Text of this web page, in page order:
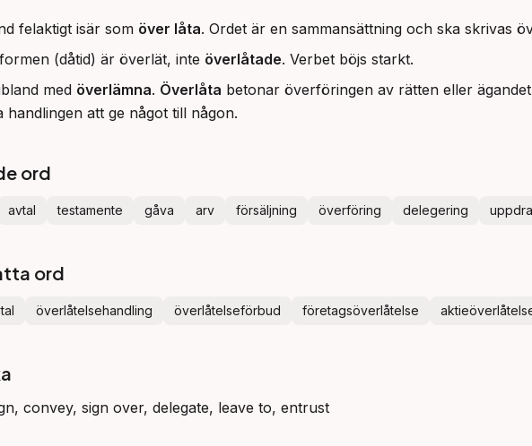
felaktigt isär som över låta. Ordet är en sammansättning och ska skrivas
(dåtid) är överlät, inte överlåtade. Verbet böjs starkt.
med överlämna. Överlåta betonar överföringen av rätten eller
handlingen att ge något till någon.
ord
avtal testamente gåva arv försäljning överföring delegering
ord
överlåtelsehandling överlåtelseförbud företagsöverlåtelse
convey, sign over, delegate, leave to, entrust